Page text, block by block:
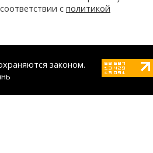
с политикой
законом.